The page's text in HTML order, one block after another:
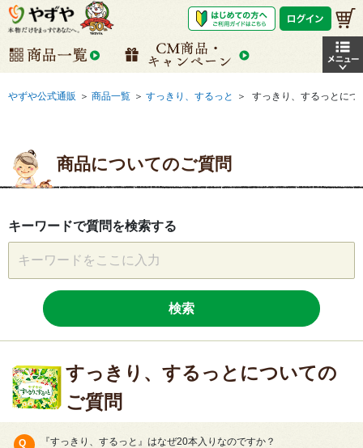
やずや公式通販 ＞ 商品一覧 ＞ すっきり、するっと ＞ すっきり、するっとにつ
商品についてのご質問
キーワードで質問を検索する
検索
すっきり、するっとについての
ご質問
『すっきり、するっと』はなぜ20本入りなのですか？